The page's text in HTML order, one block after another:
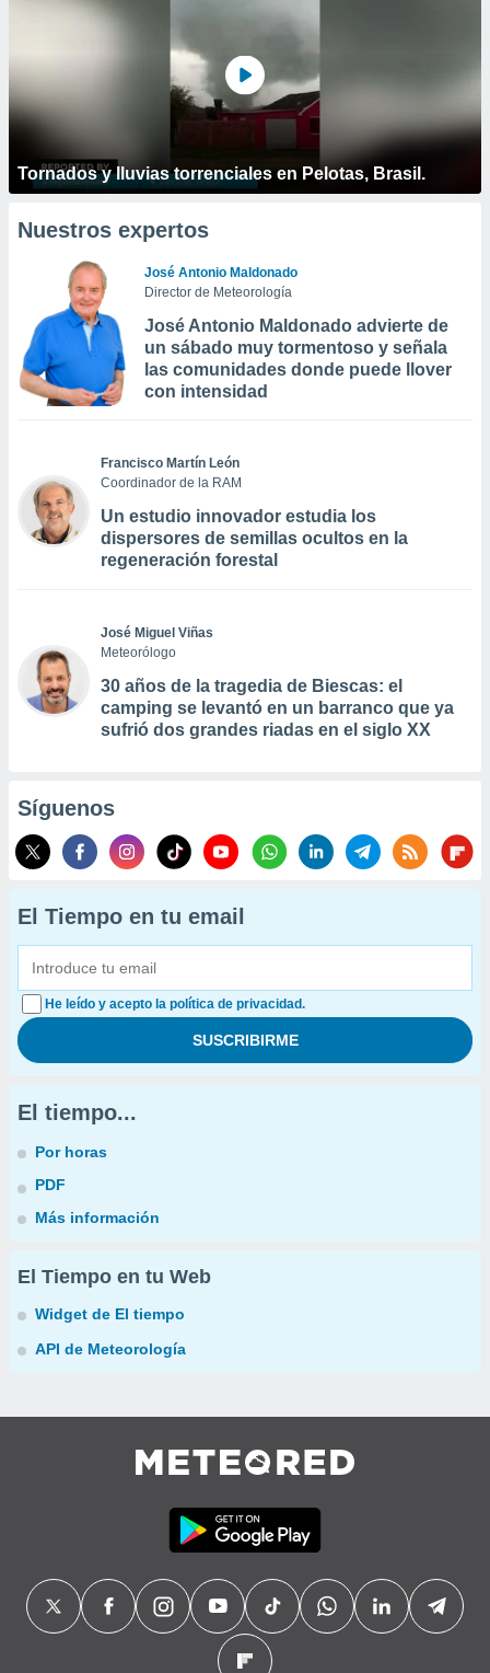
Tornados y lluvias torrenciales en Pelotas, Brasil.
Nuestros expertos
José Antonio Maldonado
Director de Meteorología
José Antonio Maldonado advierte de
un sábado muy tormentoso y señala
las comunidades donde puede llover
con intensidad
Francisco Martín León
Coordinador de la RAM
Un estudio innovador estudia los
dispersores de semillas ocultos en la
regeneración forestal
José Miguel Viñas
Meteorólogo
30 años de la tragedia de Biescas: el
camping se levantó en un barranco que ya
sufrió dos grandes riadas en el siglo XX
Síguenos
El Tiempo en tu email
He leído y acepto la política de privacidad.
El tiempo...
Por horas
PDF
Más información
El Tiempo en tu Web
Widget de El tiempo
API de Meteorología